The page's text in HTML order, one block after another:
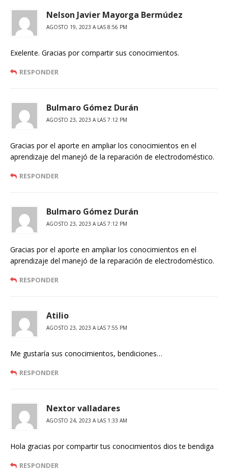
Nelson Javier Mayorga Bermúdez
AGOSTO 19, 2023 A LAS 8:56 PM
Exelente. Gracias por compartir sus conocimientos.
RESPONDER
Bulmaro Gómez Durán
AGOSTO 23, 2023 A LAS 7:12 PM
Gracias por el aporte en ampliar los conocimientos en el
aprendizaje del manejó de la reparación de electrodoméstico.
RESPONDER
Bulmaro Gómez Durán
AGOSTO 23, 2023 A LAS 7:12 PM
Gracias por el aporte en ampliar los conocimientos en el
aprendizaje del manejó de la reparación de electrodoméstico.
RESPONDER
Atilio
AGOSTO 23, 2023 A LAS 7:55 PM
Me gustaría sus conocimientos, bendiciones…
RESPONDER
Nextor valladares
AGOSTO 24, 2023 A LAS 1:33 AM
Hola gracias por compartir tus conocimientos dios te bendiga
RESPONDER